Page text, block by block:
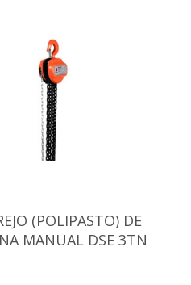
(POLIPASTO) DE
MANUAL DSE 3TN